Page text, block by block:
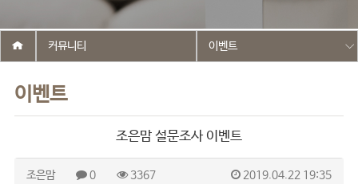
이벤트
커뮤니티 이벤트
조은맘 설문조사 이벤트
조은맘 0 3367 2019.04.22 19:35